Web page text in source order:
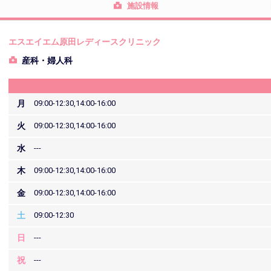
施設情報
エスエイエム原田レディースクリニック
産科・婦人科
月 09:00-12:30,14:00-16:00
火 09:00-12:30,14:00-16:00
水 ---
木 09:00-12:30,14:00-16:00
金 09:00-12:30,14:00-16:00
土 09:00-12:30
日 ---
祝 ---